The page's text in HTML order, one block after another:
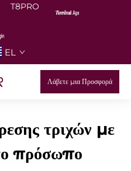
T8PRO
EL
Λάβετε μια Προσφορά
τριχών με
πρόσωπο